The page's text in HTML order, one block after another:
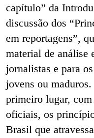
capítulo” da
discussão dos
em reportagens”,
material de análise
jornalistas e para
jovens ou
primeiro lugar, com
oficiais, os
Brasil que